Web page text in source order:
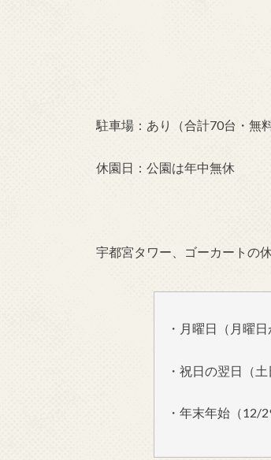
駐車場：あり（合計70台・無料
休園日：公園は年中無休
宇都宮タワー、ゴーカートの休
・月曜日（月曜
・祝日の翌日（土
・年末年始（12/